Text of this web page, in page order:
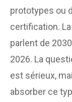
prototypes ou
certification.
parlent de
2026. La
est sérieux,
absorber ce